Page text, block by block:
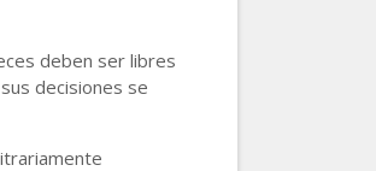
deben ser libres
decisiones se